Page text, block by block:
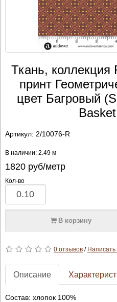
Ткань, коллекция
принт
цвет Багровый
Артикул: 2/10076-R
В наличии: 2.49 м
1820руб/метр
Кол-во
В корзину
0 отзывов/ Написать
Описание
Состав: хлопок 100%